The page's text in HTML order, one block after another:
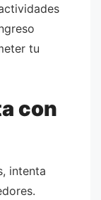
tu
con
intenta